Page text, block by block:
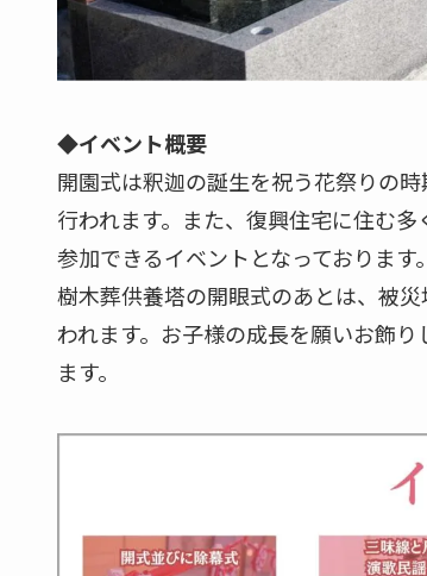
◆イベント概要
開園式は釈迦の誕生を祝う花祭りの
行われます。また、復興住宅に住む
参加できるイベントとなっております。
樹木葬供養塔の開眼式のあとは、被
われます。お子様の成長を願いお飾
ます。